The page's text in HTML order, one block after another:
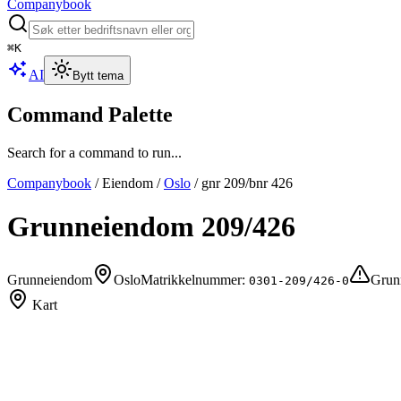
Companybook
⌘K
AI Bytt tema
Command Palette
Search for a command to run...
Companybook /Eiendom /Oslo / gnr 209/bnr426
Grunneiendom 209/426
Grunneiendom OsloMatrikkelnummer: 0301-209/426-0
Kart